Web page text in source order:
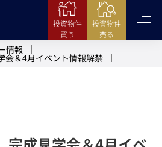
投資物件
買う
投資物件
売る
情報
会＆4月イベント情報解禁